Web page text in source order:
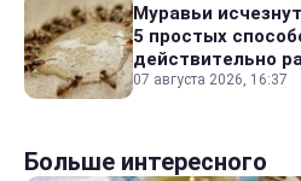
Муравьи
5 простых
действительно
07 августа 2026, 16:37
Больше интересного